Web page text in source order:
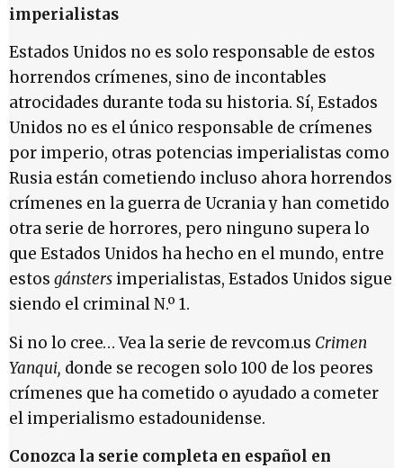
imperialistas
Estados Unidos no es solo responsable de estos
horrendos crímenes, sino de incontables
atrocidades durante toda su historia. Sí, Estados
Unidos no es el único responsable de crímenes
por imperio, otras potencias imperialistas como
Rusia están cometiendo incluso ahora horrendos
crímenes en la guerra de Ucrania y han cometido
otra serie de horrores, pero ninguno supera lo
que Estados Unidos ha hecho en el mundo, entre
estos gánsters imperialistas, Estados Unidos sigue
siendo el criminal N.º 1.
Si no lo cree… Vea la serie de revcom.us Crimen
Yanqui, donde se recogen solo 100 de los peores
crímenes que ha cometido o ayudado a cometer
el imperialismo estadounidense.
Conozca la serie completa en español en